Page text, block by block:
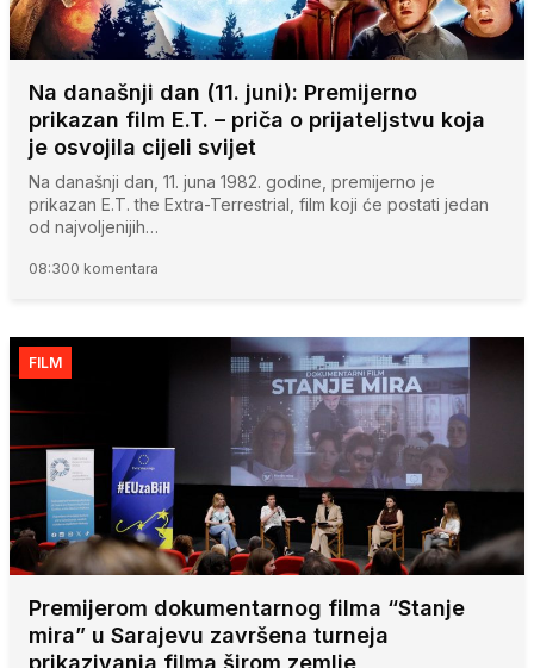
Na današnji dan (11. juni): Premijerno
prikazan film E.T. – priča o prijateljstvu koja
je osvojila cijeli svijet
Na današnji dan, 11. juna 1982. godine, premijerno je
prikazan E.T. the Extra-Terrestrial, film koji će postati jedan
od najvoljenijih…
08:300 komentara
FILM
Premijerom dokumentarnog filma “Stanje
mira” u Sarajevu završena turneja
prikazivanja filma širom zemlje